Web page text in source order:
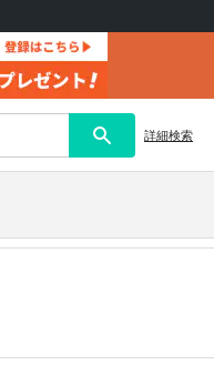
詳細検索